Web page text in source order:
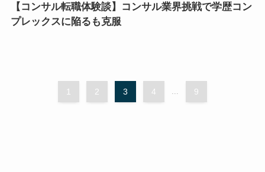
【コンサル転職体験談】コンサル業界挑戦で学歴コン
プレックスに陥るも克服
1 2 3 4 9